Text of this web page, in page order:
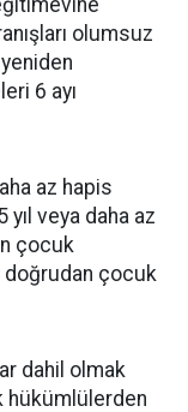
olumsuz
6 ayı
az hapis
veya daha az
çocuk
doğrudan çocuk
dahil olmak
hükümlülerden